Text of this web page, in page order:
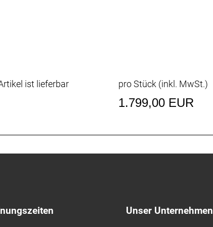
31.8mm
ist lieferbar pro Stück (inkl. MwSt.)
1.799,00 EUR
Unser Unternehmen